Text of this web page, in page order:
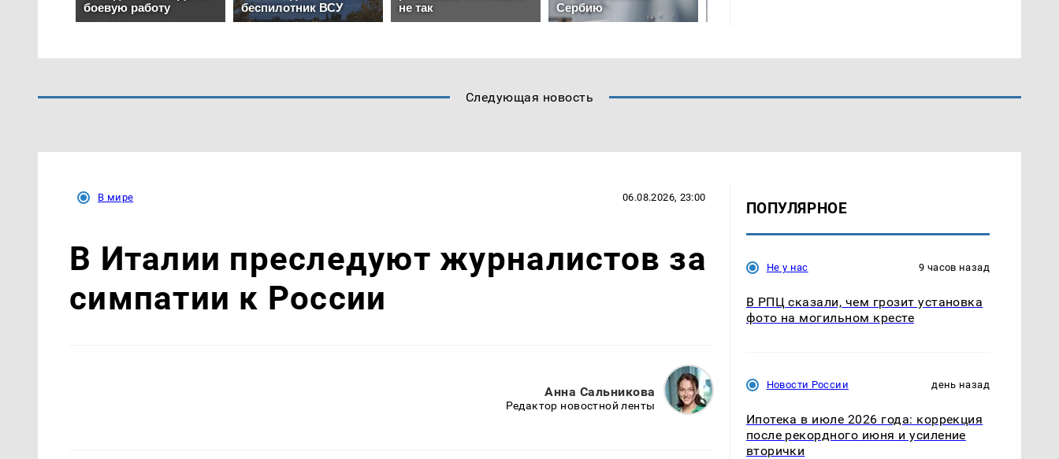
Следующая новость
В мире 06.08.2026, 23:00
В Италии преследуют журналистов за
симпатии к России
Анна Сальникова
Редактор новостной ленты
ПОПУЛЯРНОЕ
Не у нас 9 часов назад
В РПЦ сказали, чем грозит установка
фото на могильном кресте
Новости России день назад
Ипотека в июле 2026 года: коррекция
после рекордного июня и усиление
вторички